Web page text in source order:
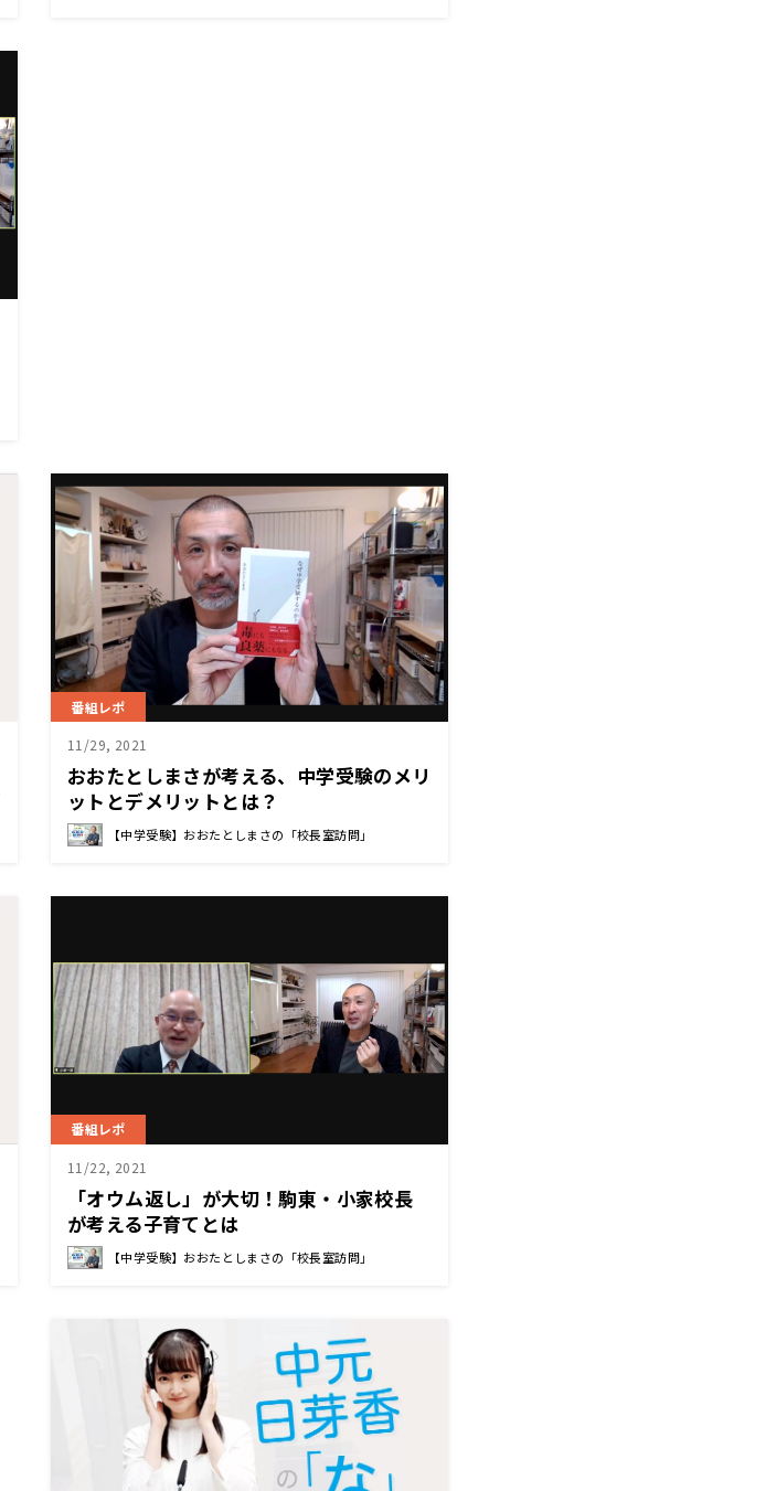
番組レポ
11/29, 2021
おおたとしまさが考える、中学受験のメリ
ットとデメリットとは？
【中学受験】おおたとしまさの「校長室訪問」
番組レポ
11/22, 2021
「オウム返し」が大切！駒東・小家校長
が考える子育てとは
【中学受験】おおたとしまさの「校長室訪問」